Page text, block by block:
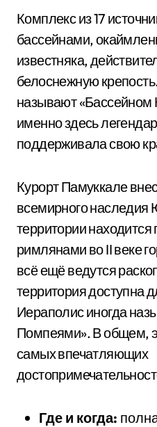
Комплекс из 17
бассейнами,
известняка,
белоснежную
называют «Бассейном
именно здесь
поддерживала свою
Курорт Памуккале
всемирного
территории
римлянами во II веке
всё ещё ведутся
территория доступна
Иераполис иногда
Помпеями». В общем,
самых впечатляющих
Где и когда: